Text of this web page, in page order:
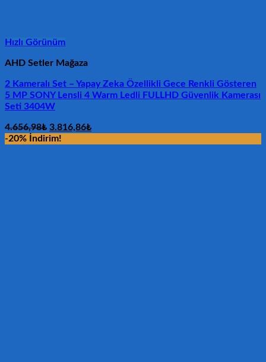
Hızlı Görünüm
AHD Setler Mağaza
2 Kameralı Set – Yapay Zeka Özellikli Gece Renkli Gösteren
5 MP SONY Lensli 4 Warm Ledli FULLHD Güvenlik Kamerası
Seti 3404W
4.656,98₺ Orijinal
fiyat:
3.816,86₺Şu
-20% İndirim!